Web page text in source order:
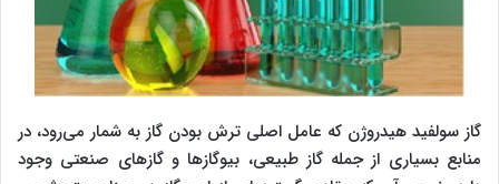
گاز سولفید هیدروژن که عامل اصلی ترش بودن گاز به شمار می‌رود، در
منابع بسیاری از جمله گاز طبیعی، بیوگازها و گازهای صنعتی وجود